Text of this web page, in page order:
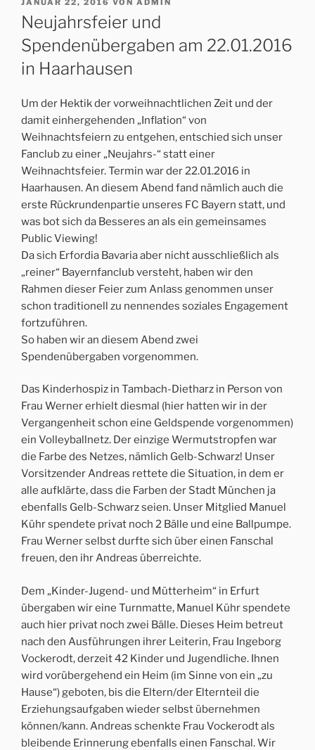
AM
JANUAR 22, 2016 VON ADMIN
Neujahrsfeier und
Spendenübergaben am 22.01.2016
in Haarhausen
Um der Hektik der vorweihnachtlichen Zeit und der
damit einhergehenden „Inflation“ von
Weihnachtsfeiern zu entgehen, entschied sich unser
Fanclub zu einer „Neujahrs-“ statt einer
Weihnachtsfeier. Termin war der 22.01.2016 in
Haarhausen. An diesem Abend fand nämlich auch die
erste Rückrundenpartie unseres FC Bayern statt, und
was bot sich da Besseres an als ein gemeinsames
Public Viewing!
Da sich Erfordia Bavaria aber nicht ausschließlich als
„reiner“ Bayernfanclub versteht, haben wir den
Rahmen dieser Feier zum Anlass genommen unser
schon traditionell zu nennendes soziales Engagement
fortzuführen.
So haben wir an diesem Abend zwei
Spendenübergaben vorgenommen.
Das Kinderhospiz in Tambach-Dietharz in Person von
Frau Werner erhielt diesmal (hier hatten wir in der
Vergangenheit schon eine Geldspende vorgenommen)
ein Volleyballnetz. Der einzige Wermutstropfen war
die Farbe des Netzes, nämlich Gelb-Schwarz! Unser
Vorsitzender Andreas rettete die Situation, in dem er
alle aufklärte, dass die Farben der Stadt München ja
ebenfalls Gelb-Schwarz seien. Unser Mitglied Manuel
Kühr spendete privat noch 2 Bälle und eine Ballpumpe.
Frau Werner selbst durfte sich über einen Fanschal
freuen, den ihr Andreas überreichte.
Dem „Kinder-Jugend- und Mütterheim“ in Erfurt
übergaben wir eine Turnmatte, Manuel Kühr spendete
auch hier privat noch zwei Bälle. Dieses Heim betreut
nach den Ausführungen ihrer Leiterin, Frau Ingeborg
Vockerodt, derzeit 42 Kinder und Jugendliche. Ihnen
wird vorübergehend ein Heim (im Sinne von ein „zu
Hause“) geboten, bis die Eltern/der Elternteil die
Erziehungsaufgaben wieder selbst übernehmen
können/kann. Andreas schenkte Frau Vockerodt als
bleibende Erinnerung ebenfalls einen Fanschal. Wir